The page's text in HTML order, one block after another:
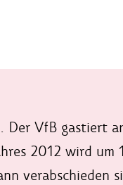
VfB gastiert
2012 wird
verabschieden